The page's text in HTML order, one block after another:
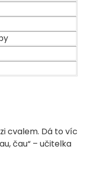
cvalem. Dá to víc
čau“ – učitelka